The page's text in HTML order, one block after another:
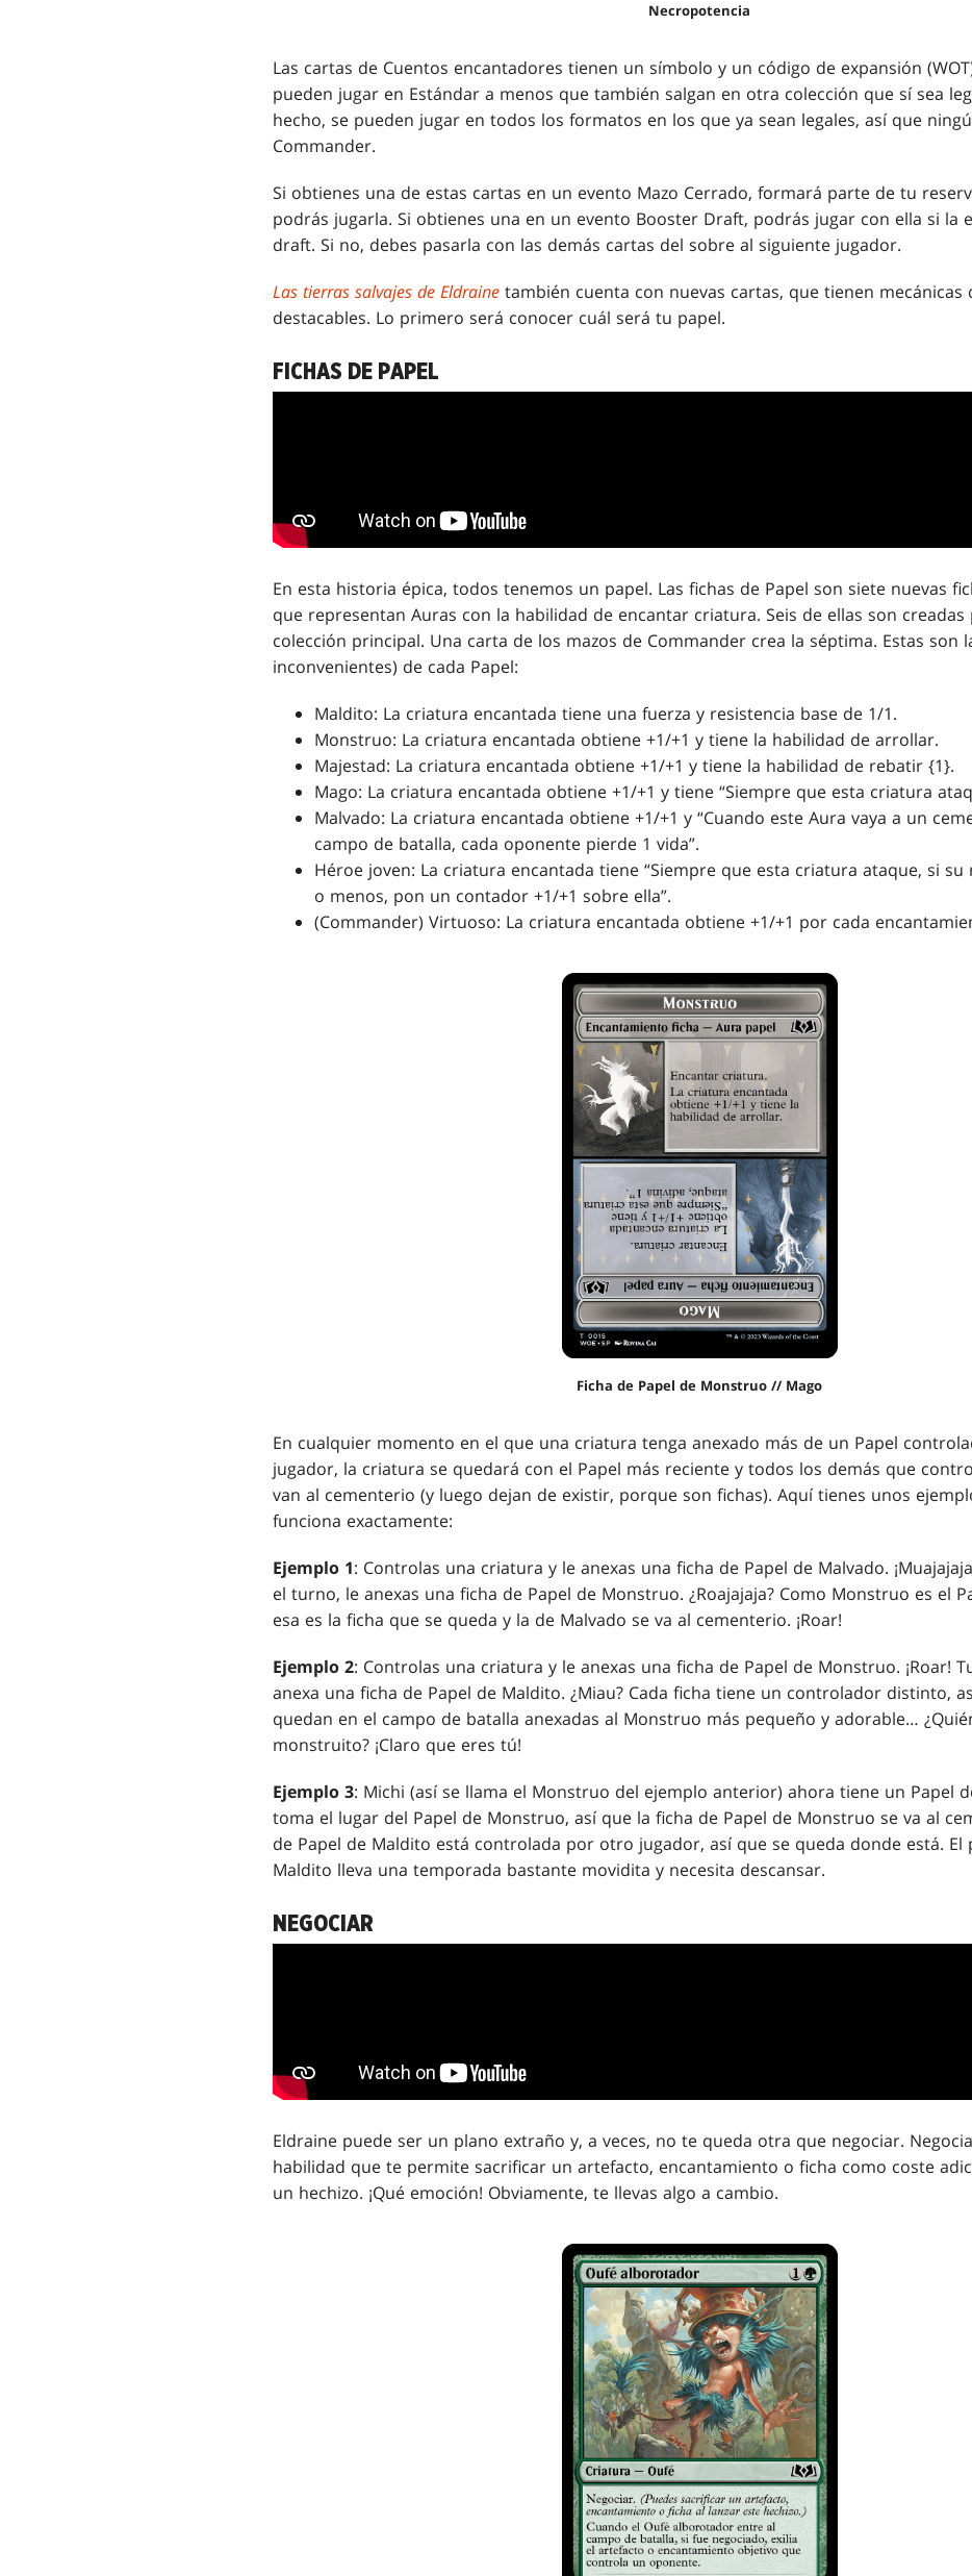
Necropotencia
Las cartas de Cuentos encantadores tienen un símbolo y un código de expansión
pueden jugar en Estándar a menos que también salgan en otra colección que sí sea
hecho, se pueden jugar en todos los formatos en los que ya sean legales, así que
Commander.
Si obtienes una de estas cartas en un evento Mazo Cerrado, formará parte de tu
podrás jugarla. Si obtienes una en un evento Booster Draft, podrás jugar con ella si la
draft. Si no, debes pasarla con las demás cartas del sobre al siguiente jugador.
Las tierras salvajes de Eldraine también cuenta con nuevas cartas, que tienen mecánicas
destacables. Lo primero será conocer cuál será tu papel.
FICHAS DE PAPEL
En esta historia épica, todos tenemos un papel. Las fichas de Papel son siete nuevas
que representan Auras con la habilidad de encantar criatura. Seis de ellas son
colección principal. Una carta de los mazos de Commander crea la séptima. Estas son
inconvenientes) de cada Papel:
Maldito: La criatura encantada tiene una fuerza y resistencia base de 1/1.
Monstruo: La criatura encantada obtiene +1/+1 y tiene la habilidad de arrollar.
Majestad: La criatura encantada obtiene +1/+1 y tiene la habilidad de rebatir {1}.
Mago: La criatura encantada obtiene +1/+1 y tiene “Siempre que esta criatura
Malvado: La criatura encantada obtiene +1/+1 y “Cuando este Aura vaya a un
campo de batalla, cada oponente pierde 1 vida”.
Héroe joven: La criatura encantada tiene “Siempre que esta criatura ataque, si su
o menos, pon un contador +1/+1 sobre ella”.
(Commander) Virtuoso: La criatura encantada obtiene +1/+1 por cada
Ficha de Papel de Monstruo // Mago
En cualquier momento en el que una criatura tenga anexado más de un Papel
jugador, la criatura se quedará con el Papel más reciente y todos los demás que
van al cementerio (y luego dejan de existir, porque son fichas). Aquí tienes unos
funciona exactamente:
Ejemplo 1: Controlas una criatura y le anexas una ficha de Papel de Malvado.
el turno, le anexas una ficha de Papel de Monstruo. ¿Roajajaja? Como Monstruo es el
esa es la ficha que se queda y la de Malvado se va al cementerio. ¡Roar!
Ejemplo 2: Controlas una criatura y le anexas una ficha de Papel de Monstruo. ¡Roar!
anexa una ficha de Papel de Maldito. ¿Miau? Cada ficha tiene un controlador distinto,
quedan en el campo de batalla anexadas al Monstruo más pequeño y adorable…
monstruito? ¡Claro que eres tú!
Ejemplo 3: Michi (así se llama el Monstruo del ejemplo anterior) ahora tiene un Papel
toma el lugar del Papel de Monstruo, así que la ficha de Papel de Monstruo se va al
de Papel de Maldito está controlada por otro jugador, así que se queda donde está. El
Maldito lleva una temporada bastante movidita y necesita descansar.
NEGOCIAR
Eldraine puede ser un plano extraño y, a veces, no te queda otra que negociar.
habilidad que te permite sacrificar un artefacto, encantamiento o ficha como coste
un hechizo. ¡Qué emoción! Obviamente, te llevas algo a cambio.